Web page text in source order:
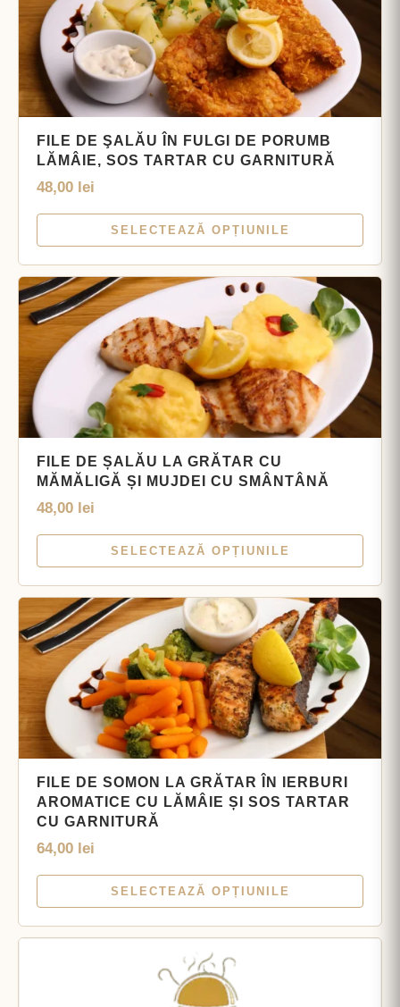
FILE DE ŞALĂU ÎN FULGI DE PORUMB
LĂMÂIE, SOS TARTAR CU GARNITURĂ
48,00 lei
SELECTEAZĂ OPȚIUNILE
FILE DE ȘALĂU LA GRĂTAR CU
MĂMĂLIGĂ ȘI MUJDEI CU SMÂNTÂNĂ
48,00 lei
SELECTEAZĂ OPȚIUNILE
FILE DE SOMON LA GRĂTAR ÎN IERBURI
AROMATICE CU LĂMÂIE ȘI SOS TARTAR
CU GARNITURĂ
64,00 lei
SELECTEAZĂ OPȚIUNILE